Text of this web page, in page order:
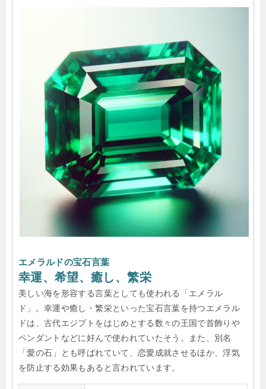
エメラルドの宝石言葉
幸運、希望、癒し、繁栄
美しい海を形容する言葉としても使われる「エメラル
ド」。幸運や癒し・繁栄といった宝石言葉を持つエメラル
ドは、古代エジプトをはじめとする数々の王国で首飾りや
ペンダントなどに好んで使われていたそう。また、別名
「愛の石」とも呼ばれていて、恋愛成就させるほか、浮気
を防止する効果もあると言われています。